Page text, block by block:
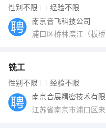
性别不限 经验不限
南京音飞科技公司
浦口区桥林滨江（板
铣工
性别不限 经验不限
南京合展精密技术有限
江苏省南京市浦口区